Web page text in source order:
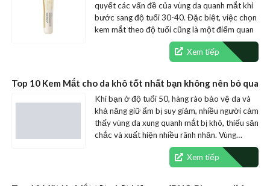
quyết các vấn đề của vùng da quanh mắt khi
bước sang độ tuổi 30-40. Đặc biệt, việc chọn
kem mắt theo độ tuổi cũng là một điểm quan
Xem tiếp
Top 10 Kem Mắt cho da khô tốt nhất bạn không nên bỏ qua
Khi bạn ở độ tuổi 50, hàng rào bảo vệ da và
khả năng giữ ẩm bị suy giảm, nhiều người cảm
thấy vùng da xung quanh mắt bị khô, thiếu săn
chắc và xuất hiện nhiều rãnh nhăn. Vùng…
Xem tiếp